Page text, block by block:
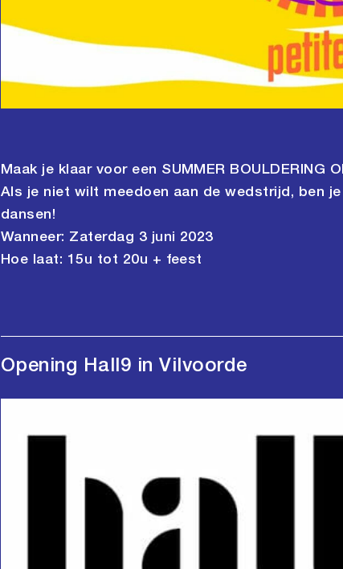
Maak je klaar voor een SUMMER BOULDERING
Als je niet wilt meedoen aan de wedstrijd, ben
dansen!
Wanneer: Zaterdag 3 juni 2023
Hoe laat: 15u tot 20u + feest
Opening Hall9 in Vilvoorde